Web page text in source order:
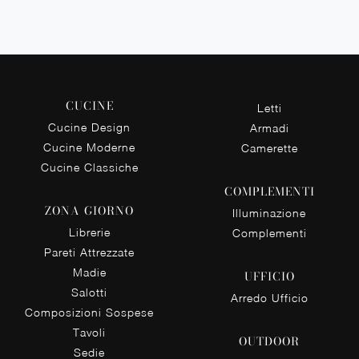
CUCINE
Cucine Design
Cucine Moderne
Cucine Classiche
ZONA GIORNO
Librerie
Pareti Attrezzate
Madie
Salotti
Composizioni Sospese
Tavoli
Sedie
Letti
Armadi
Camerette
COMPLEMENTI
Illuminazione
Complementi
UFFICIO
Arredo Ufficio
OUTDOOR